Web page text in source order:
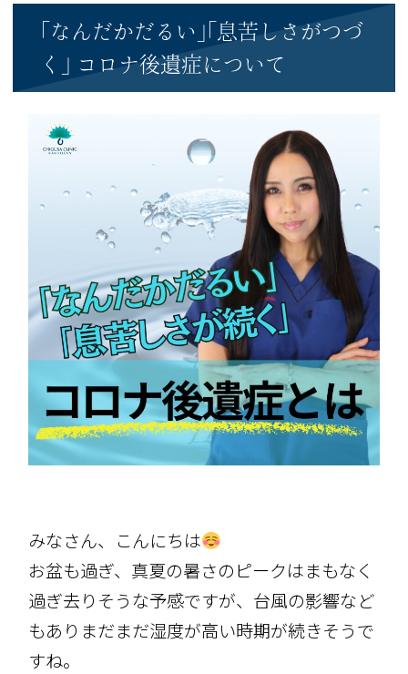
｢なんだかだるい｣｢息苦しさがつづ
く｣ コロナ後遺症について
みなさん、こんにちは
お盆も過ぎ、真夏の暑さのピークはまもなく
過ぎ去りそうな予感ですが、台風の影響など
もありまだまだ湿度が高い時期が続きそうで
すね。